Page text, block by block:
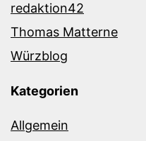
redaktion42
Thomas Matterne
Würzblog
Kategorien
Allgemein